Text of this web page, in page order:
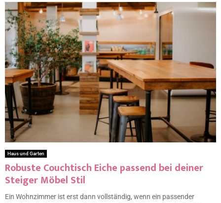
Haus und Garten
Robuste Couchtisch Eiche passend bei deiner
Steiger Möbel Stil
Ein Wohnzimmer ist erst dann vollständig, wenn ein passender